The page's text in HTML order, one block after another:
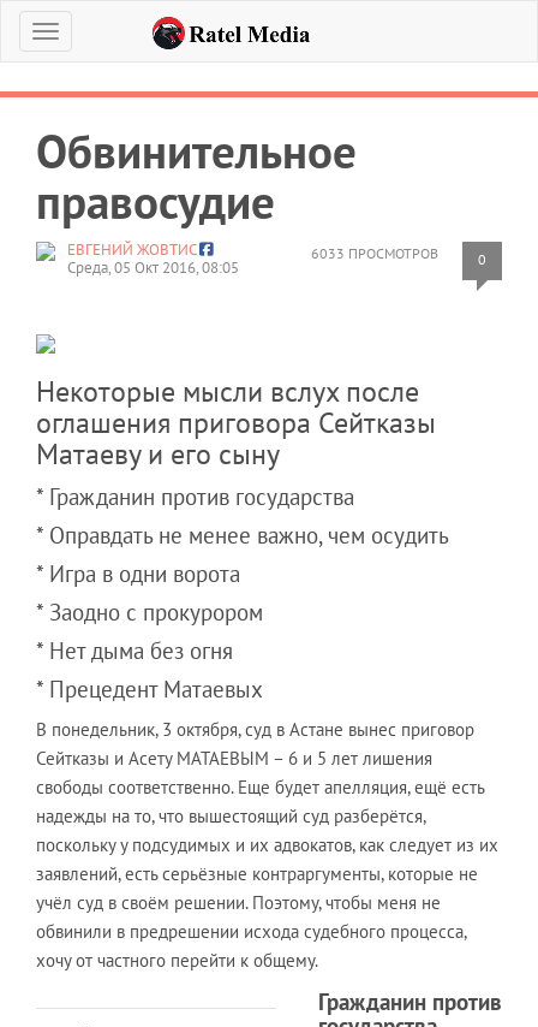
Меню
Обвинительное
правосудие
6033 ПРОСМОТРОВ 0
ЕВГЕНИЙ ЖОВТИС
Среда, 05 Окт 2016, 08:05
Некоторые мысли вслух после
оглашения приговора Сейтказы
Матаеву и его сыну
* Гражданин против государства
* Оправдать не менее важно, чем осудить
* Игра в одни ворота
* Заодно с прокурором
* Нет дыма без огня
* Прецедент Матаевых
В понедельник, 3 октября, суд в Астане вынес приговор
Сейтказы и Асету МАТАЕВЫМ – 6 и 5 лет лишения
свободы соответственно. Еще будет апелляция, ещё есть
надежды на то, что вышестоящий суд разберётся,
поскольку у подсудимых и их адвокатов, как следует из их
заявлений, есть серьёзные контраргументы, которые не
учёл суд в своём решении. Поэтому, чтобы меня не
обвинили в предрешении исхода судебного процесса,
хочу от частного перейти к общему.
Гражданин против